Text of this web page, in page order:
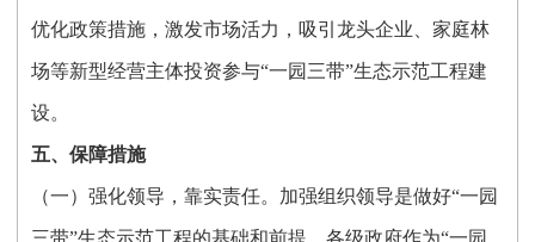
优化政策措施，激发市场活力，吸引龙头企业、家庭林
场等新型经营主体投资参与“一园三带”生态示范工程建
设。
五、保障措施
（一）强化领导，靠实责任。加强组织领导是做好“一园